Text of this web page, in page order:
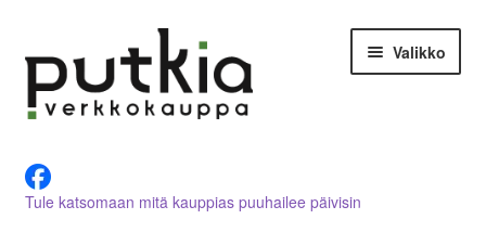
navigointiin
sisältöön
Valikko
Tietoja meistä
Tule katsomaan mitä kauppias puuhailee päivisin